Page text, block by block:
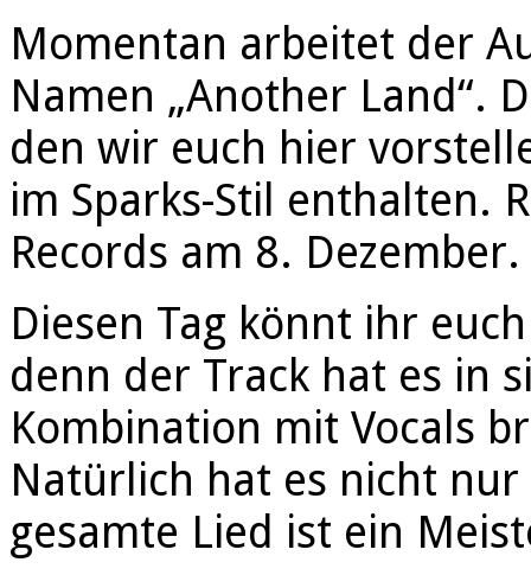
Momentan arbeitet der
Namen „Another Land“.
den wir euch hier
im Sparks-Stil enthalten.
Records am 8. Dezember.
Diesen Tag könnt ihr
denn der Track hat es in
Kombination mit Vocals
Natürlich hat es nicht nur
gesamte Lied ist ein